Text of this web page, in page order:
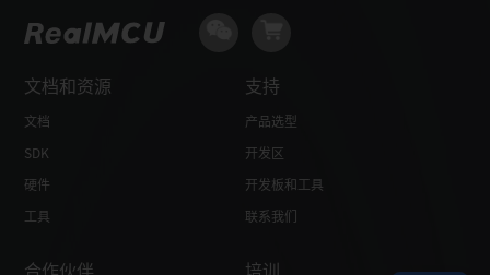
文档和资源
文档
SDK
硬件
工具
支持
产品选型
开发区
开发板和工具
联系我们